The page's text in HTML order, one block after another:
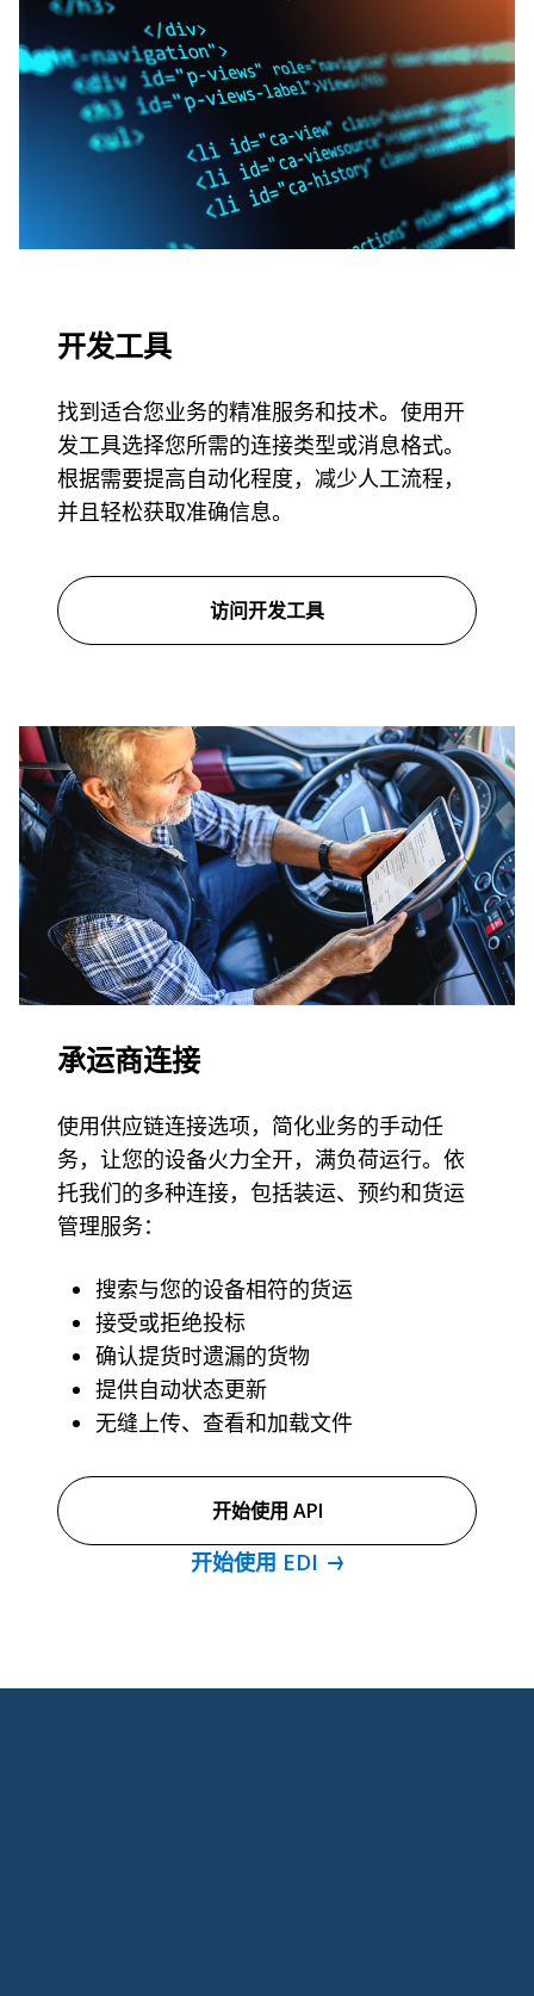
开发工具
找到适合您业务的精准服务和技术。使用开
发工具选择您所需的连接类型或消息格式。
根据需要提高自动化程度，减少人工流程，
并且轻松获取准确信息。
访问开发工具
承运商连接
使用供应链连接选项，简化业务的手动任
务，让您的设备火力全开，满负荷运行。依
托我们的多种连接，包括装运、预约和货运
管理服务：
搜索与您的设备相符的货运
接受或拒绝投标
确认提货时遗漏的货物
提供自动状态更新
无缝上传、查看和加载文件
开始使用 API
开始使用 EDI